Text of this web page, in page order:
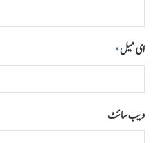
ای میل*
ویب‌ سائٹ